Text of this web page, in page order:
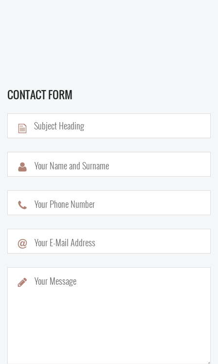
CONTACT FORM
Your Name and Surname
Your Phone Number
Your E-Mail Address
Your Message